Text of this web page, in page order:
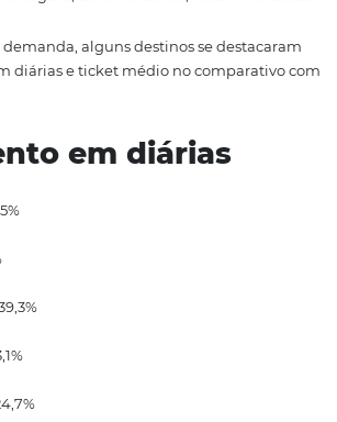
Trabalhador
a capital que liderou o volume de
as cidades Foz do Iguaçu,
Seguro, Belo Horizonte, Natal e
de demanda, alguns destinos se
em diárias e ticket médio no